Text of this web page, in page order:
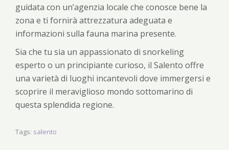
guidata con un’agenzia locale che conosce bene la
zona e ti fornirà attrezzatura adeguata e
informazioni sulla fauna marina presente.
Sia che tu sia un appassionato di snorkeling
esperto o un principiante curioso, il Salento offre
una varietà di luoghi incantevoli dove immergersi e
scoprire il meraviglioso mondo sottomarino di
questa splendida regione.
Tags: salento